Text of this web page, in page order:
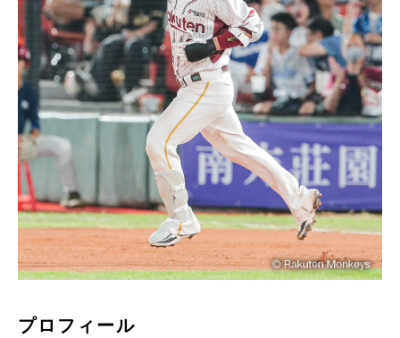
プロフィール